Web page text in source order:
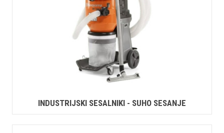
INDUSTRIJSKI SESALNIKI - SUHO SESANJE